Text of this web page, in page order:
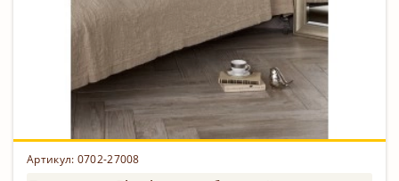
Артикул: 0702-27008